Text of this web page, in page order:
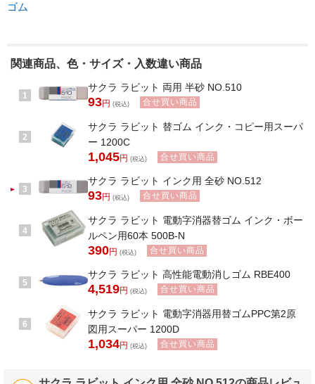
ゴム
関連商品、色・サイズ・入数違い商品
1
サクラ ラビット 両用 半砂 NO.510
93円 (税込) 合せ買い商品
2
サクラ ラビット 替ゴム インク・コピー用スーパ
ー 1200C
1,045円 (税込) 合せ買い商品
3
サクラ ラビット インク用 全砂 NO.512
93円 (税込) 合せ買い商品
4
サクラ ラビット 電動字消器替ゴム インク・ボー
ルペン用60本 500B-N
390円 (税込) 合せ買い商品
5
サクラ ラビット 高性能電動消しゴム RBE400
4,519円 (税込) 合せ買い商品
6
サクラ ラビット 電動字消器用替ゴムPPC第2原
図用スーパー 1200D
1,034円 (税込) 合せ買い商品